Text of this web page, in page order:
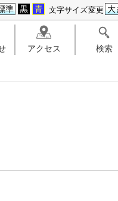
文字サイズ変更 大
準 黒 青
アクセス 検索